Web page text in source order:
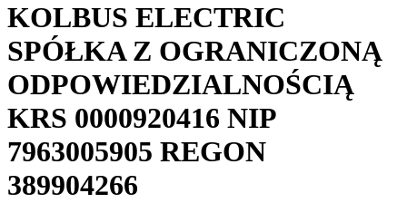
KOLBUS ELECTRIC
SPÓŁKA Z OGRANICZONĄ
ODPOWIEDZIALNOŚCIĄ
KRS 0000920416 NIP
7963005905 REGON
389904266